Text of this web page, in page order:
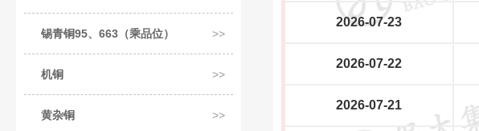
锡青铜95、663（乘品位）
机铜
黄杂铜
2026-07-23
2026-07-22
2026-07-21